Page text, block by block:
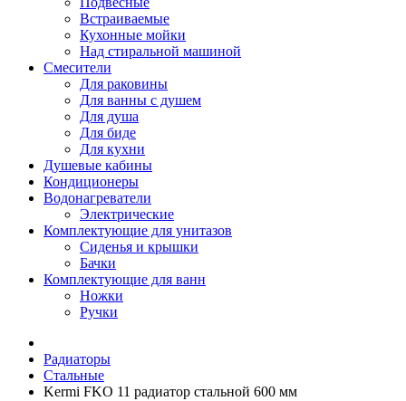
Встраиваемые
Кухонные мойки
Над стиральной машиной
Смесители
Для раковины
Для ванны с душем
Для душа
Для биде
Для кухни
Душевые кабины
Кондиционеры
Водонагреватели
Электрические
Комплектующие для унитазов
Сиденья и крышки
Бачки
Комплектующие для ванн
Ножки
Ручки
Радиаторы
Стальные
Kermi FKO 11 радиатор стальной 600 мм